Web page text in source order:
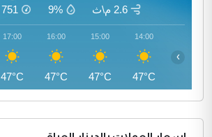
2.6 م\ث 9%
751
14:00
47°C
15:00
47°C
16:00
47°C
17:00
47°C
›